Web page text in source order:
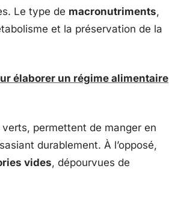
Le type de macronutriments,
et la préservation de la
élaborer un régime alimentaire
permettent de manger en
durablement. À l’opposé,
vides, dépourvues de